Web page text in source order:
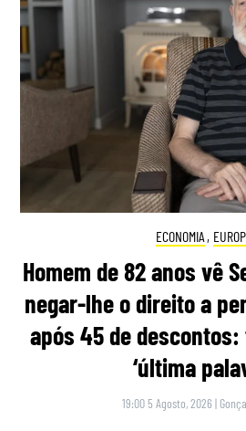
ECONOMIA ,
Homem de 82 anos vê
negar-lhe o direito a
após 45 de
‘última
19:00 5 Agosto, 2026 |